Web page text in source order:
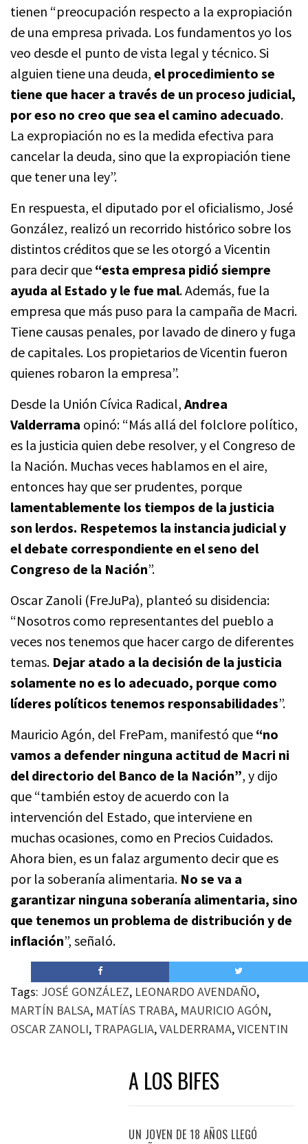
tienen “preocupación respecto a la expropiación
de una empresa privada. Los fundamentos yo los
veo desde el punto de vista legal y técnico. Si
alguien tiene una deuda, el procedimiento se
tiene que hacer a través de un proceso judicial,
por eso no creo que sea el camino adecuado.
La expropiación no es la medida efectiva para
cancelar la deuda, sino que la expropiación tiene
que tener una ley”.
En respuesta, el diputado por el oficialismo, José
González, realizó un recorrido histórico sobre los
distintos créditos que se les otorgó a Vicentin
para decir que “esta empresa pidió siempre
ayuda al Estado y le fue mal. Además, fue la
empresa que más puso para la campaña de Macri.
Tiene causas penales, por lavado de dinero y fuga
de capitales. Los propietarios de Vicentin fueron
quienes robaron la empresa”.
Desde la Unión Cívica Radical, Andrea
Valderrama opinó: “Más allá del folclore político,
es la justicia quien debe resolver, y el Congreso de
la Nación. Muchas veces hablamos en el aire,
entonces hay que ser prudentes, porque
lamentablemente los tiempos de la justicia
son lerdos. Respetemos la instancia judicial y
el debate correspondiente en el seno del
Congreso de la Nación”.
Oscar Zanoli (FreJuPa), planteó su disidencia:
“Nosotros como representantes del pueblo a
veces nos tenemos que hacer cargo de diferentes
temas. Dejar atado a la decisión de la justicia
solamente no es lo adecuado, porque como
líderes políticos tenemos responsabilidades”.
Mauricio Agón, del FrePam, manifestó que “no
vamos a defender ninguna actitud de Macri ni
del directorio del Banco de la Nación”, y dijo
que “también estoy de acuerdo con la
intervención del Estado, que interviene en
muchas ocasiones, como en Precios Cuidados.
Ahora bien, es un falaz argumento decir que es
por la soberanía alimentaria. No se va a
garantizar ninguna soberanía alimentaria, sino
que tenemos un problema de distribución y de
inflación”, señaló.
Tags: JOSÉ GONZÁLEZ, LEONARDO AVENDAÑO,
MARTÍN BALSA, MATÍAS TRABA, MAURICIO AGÓN,
OSCAR ZANOLI, TRAPAGLIA,VALDERRAMA,VICENTIN
A LOS BIFES
UN JOVEN DE 18 AÑOS LLEGÓ